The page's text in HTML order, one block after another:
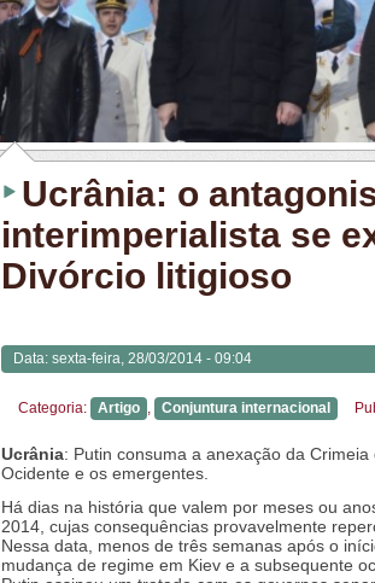
Ucrânia: o
interimperialista se
Divórcio litigioso
Data: sexta-feira, 28/03/2014 - 09:04
Categoria: Artigo Conjuntura internacional
Ucrânia: Putin consuma a anexação da
Ocidente e os emergentes.
Há dias na história que valem por meses ou
2014, cujas consequências provavelmente
Nessa data, menos de três semanas após o
mudança de regime em Kiev e a subsequente